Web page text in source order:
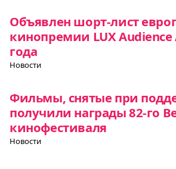
Объявлен шорт-лист
кинопремии LUX Audience
года
Новости
Фильмы, снятые при
получили награды 82-го
кинофестиваля
Новости